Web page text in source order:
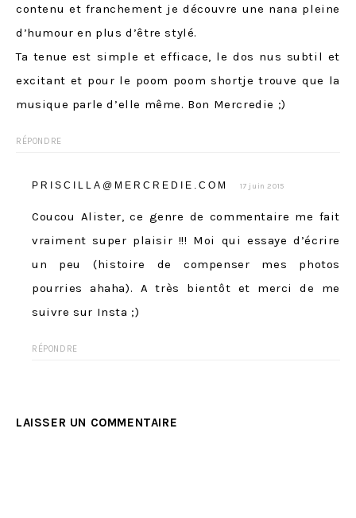
contenu et franchement je découvre une nana pleine
d’humour en plus d’être stylé.
Ta tenue est simple et efficace, le dos nus subtil et
excitant et pour le poom poom shortje trouve que la
musique parle d’elle même. Bon Mercredie ;)
RÉPONDRE
PRISCILLA@MERCREDIE.COM 17 juin 2015
Coucou Alister, ce genre de commentaire me fait
vraiment super plaisir !!! Moi qui essaye d’écrire
un peu (histoire de compenser mes photos
pourries ahaha). A très bientôt et merci de me
suivre sur Insta ;)
RÉPONDRE
LAISSER UN COMMENTAIRE